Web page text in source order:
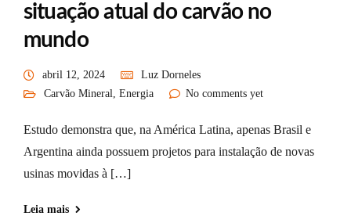
situação atual do carvão no
mundo
abril 12, 2024
Luz Dorneles
Carvão Mineral, Energia No comments yet
Estudo demonstra que, na América Latina, apenas Brasil e
Argentina ainda possuem projetos para instalação de novas
usinas movidas à […]
Leia mais